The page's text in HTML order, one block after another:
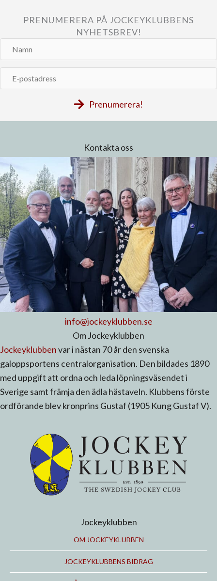
PRENUMERERA PÅ JOCKEYKLUBBENS
NYHETSBREV!
Namn
postadress
Prenumerera!
Kontakta oss
info@jockeyklubben.se
Om Jockeyklubben
Jockeyklubbenvar i nästan 70 år den svenska
galoppsportens centralorganisation. Den bildades 1890
med uppgift att ordna och leda löpningsväsendet i
Sverige samt främja den ädla hästaveln. Klubbens förste
ordförande blev kronprins Gustaf (1905 Kung Gustaf V).
Jockeyklubben
OM JOCKEYKLUBBEN
JOCKEYKLUBBENS BIDRAG